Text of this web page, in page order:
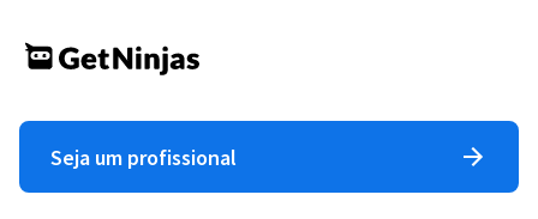
Seja um profissional